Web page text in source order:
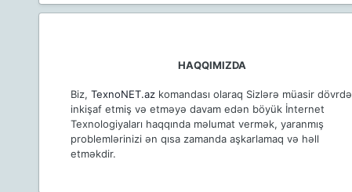
HAQQIMIZDA
Biz, TexnoNET.azkomandası olaraq Sizlərə müasir dövrdə
inkişaf etmiş və etməyə davam edən böyük İnternet
Texnologiyaları haqqında məlumat vermək, yaranmış
problemlərinizi ən qısa zamanda aşkarlamaq və həll
etməkdir.